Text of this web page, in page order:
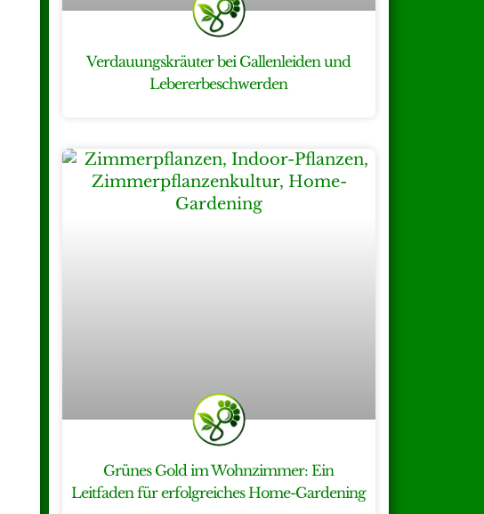
Verdauungskräuter bei Gallenleiden und
Lebererbeschwerden
Grünes Gold im Wohnzimmer: Ein
Leitfaden für erfolgreiches Home-Gardening